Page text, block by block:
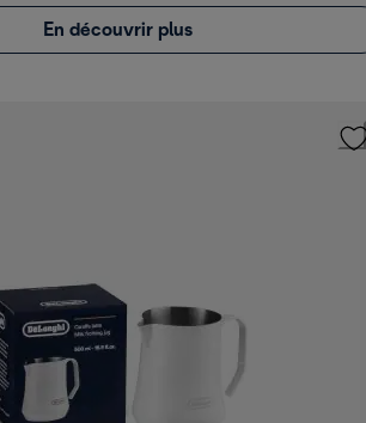
En découvrir plus